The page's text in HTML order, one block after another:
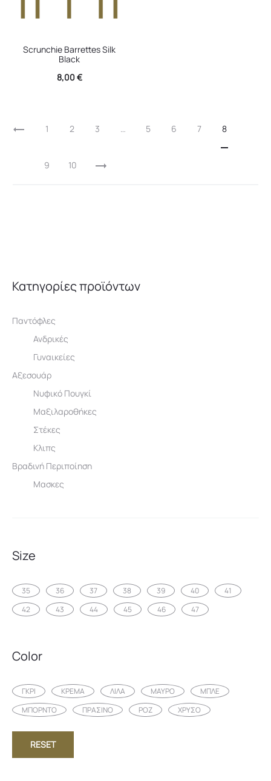
Scrunchie Barrettes Silk
Black
8,00€
1 2 3 5 6 7 8
9 10
Κατηγορίες προϊόντων
Παντόφλες
Ανδρικές
Γυναικείες
Αξεσουάρ
Νυφικό Πουγκί
Μαξιλαροθήκες
Στέκες
Κλιπς
Βραδινή Περιποίηση
Μασκες
Size
35 36 37 38 39 40
41
42
43 44 45 46 47
Color
ΓΚΡΙ ΚΡΕΜΑ ΛΙΛΑ ΜΑΥΡΟ
ΜΠΛΕ
ΜΠΟΡΝΤΟ
ΠΡΑΣΙΝΟ ΡΟΖ ΧΡΥΣΟ
RESET